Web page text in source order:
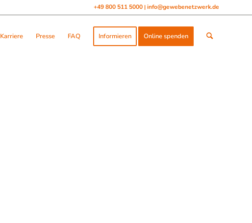
+49 800 511 5000 | info@gewebenetzwerk.de
Karriere Presse FAQ Informieren Online spenden